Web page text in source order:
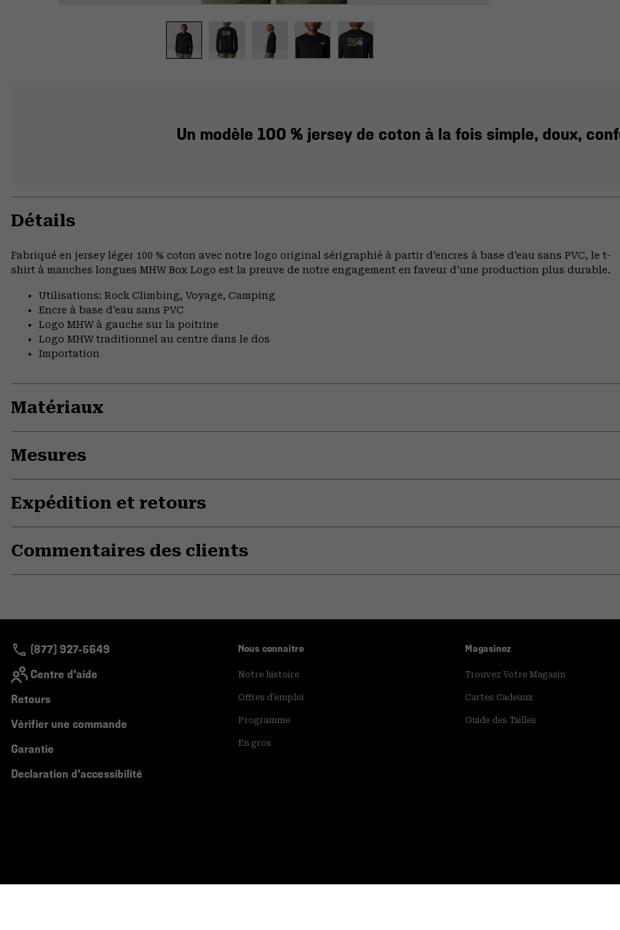
Un modèle 100 % jersey de coton à la fois simple, doux,
Détails
Fabriqué en jersey léger 100 % coton avec notre logo original sérigraphié à partir d’encres à base d’eau sans PVC, le t-
shirt à manches longues MHW Box Logo est la preuve de notre engagement en faveur d’une production plus durable.
Utilisations: Rock Climbing, Voyage, Camping
Encre à base d’eau sans PVC
Logo MHW à gauche sur la poitrine
Logo MHW traditionnel au centre dans le dos
Importation
Matériaux
Mesures
Expédition et retours
Commentaires des clients
(877) 927-5649
Centre d'aide
Retours
Vérifier une commande
Garantie
Declaration d'accessibilité
Nous connaitre
Notre histoire
Offres d'emploi
Programme
En gros
Magasinez
Trouvez Votre Magasin
Cartes Cadeaux
Guide des Tailles